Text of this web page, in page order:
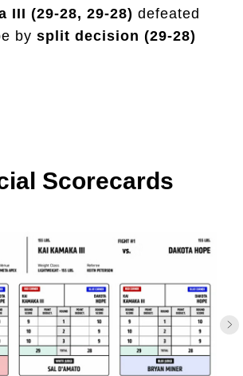
III (29-28, 29-28) defeated
by split decision (29-28)
Scorecards